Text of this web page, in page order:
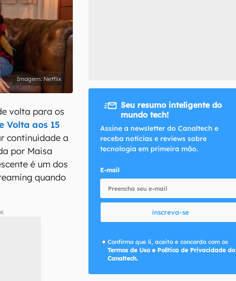
Termos de Uso e Política de Privacidade do Canaltech.
Netflix
volta para os
Volta aos 15
continuidade a
por Maisa
é um dos
quando
Seu resumo inteligente do
mundo tech!
Assine a newsletter do Canaltech e
receba notícias e reviews sobre
tecnologia em primeira mão.
E-mail
inscreva-se
Confirmo que li, aceito e concordo com os
Termos de Uso e Política de Privacidade do
Canaltech.